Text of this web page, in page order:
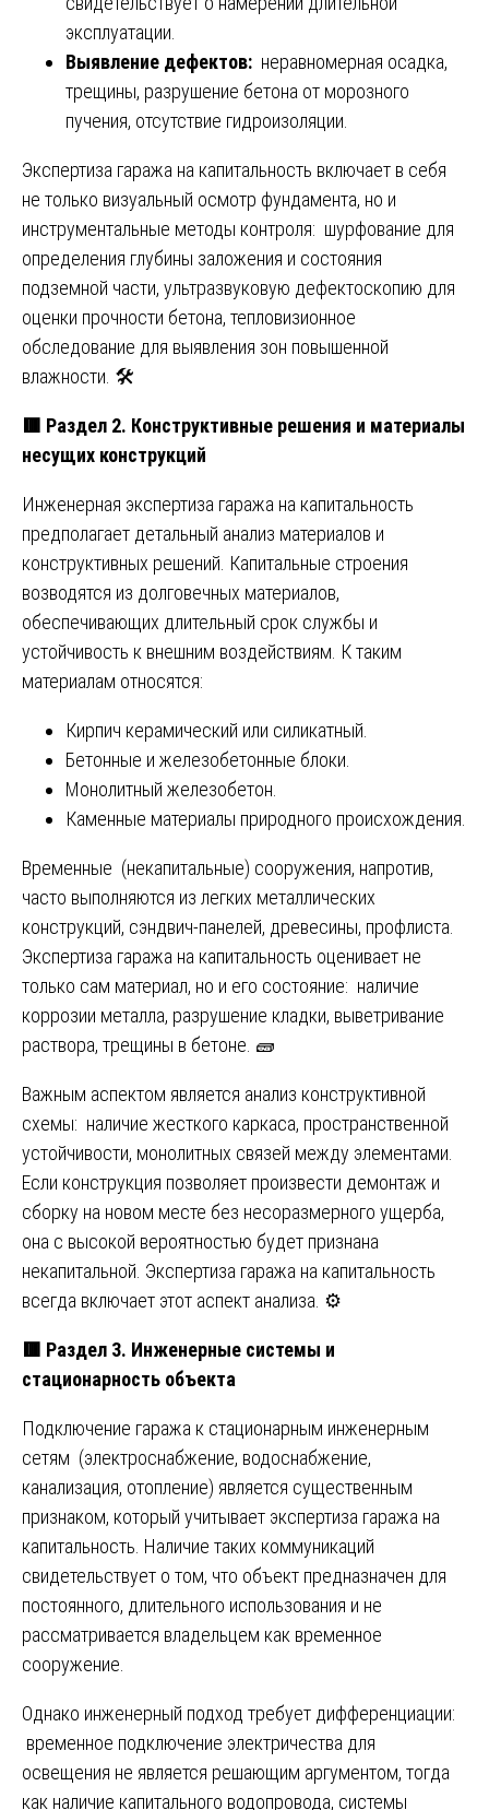
эксплуатации.
Выявление дефектов: неравномерная осадка,
трещины, разрушение бетона от морозного
пучения, отсутствие гидроизоляции.
Экспертиза гаража на капитальность включает в себя
не только визуальный осмотр фундамента, но и
инструментальные методы контроля: шурфование для
определения глубины заложения и состояния
подземной части, ультразвуковую дефектоскопию для
оценки прочности бетона, тепловизионное
обследование для выявления зон повышенной
влажности. 🛠️
🟥 Раздел 2. Конструктивные решения и материалы
несущих конструкций
Инженерная экспертиза гаража на капитальность
предполагает детальный анализ материалов и
конструктивных решений. Капитальные строения
возводятся из долговечных материалов,
обеспечивающих длительный срок службы и
устойчивость к внешним воздействиям. К таким
материалам относятся:
Кирпич керамический или силикатный.
Бетонные и железобетонные блоки.
Монолитный железобетон.
Каменные материалы природного происхождения.
Временные (некапитальные) сооружения, напротив,
часто выполняются из легких металлических
конструкций, сэндвич-панелей, древесины, профлиста.
Экспертиза гаража на капитальность оценивает не
только сам материал, но и его состояние: наличие
коррозии металла, разрушение кладки, выветривание
раствора, трещины в бетоне. 🧱
Важным аспектом является анализ конструктивной
схемы: наличие жесткого каркаса, пространственной
устойчивости, монолитных связей между элементами.
Если конструкция позволяет произвести демонтаж и
сборку на новом месте без несоразмерного ущерба,
она с высокой вероятностью будет признана
некапитальной. Экспертиза гаража на капитальность
всегда включает этот аспект анализа. ⚙️
🟥 Раздел 3. Инженерные системы и
стационарность объекта
Подключение гаража к стационарным инженерным
сетям (электроснабжение, водоснабжение,
канализация, отопление) является существенным
признаком, который учитывает экспертиза гаража на
капитальность. Наличие таких коммуникаций
свидетельствует о том, что объект предназначен для
постоянного, длительного использования и не
рассматривается владельцем как временное
сооружение.
Однако инженерный подход требует дифференциации:
временное подключение электричества для
освещения не является решающим аргументом, тогда
как наличие капитального водопровода, системы